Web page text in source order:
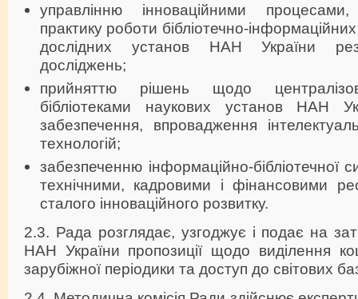
управлінню інноваційними
практику роботи бібліотечно-інформаційних
дослідних установ НАН України
досліджень;
прийняттю рішень щодо
бібліотеками наукових установ НАН
забезпечення, впровадження
технологій;
забезпеченню інформаційно-бібліотечної
технічними, кадровими і фінансовими
сталого інноваційного розвитку.
2.3. Рада розглядає, узгоджує і подає на
НАН України пропозиції щодо виділення
зарубіжної періодики та доступ до світових